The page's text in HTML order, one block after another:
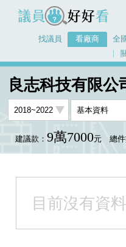
議員好好看
找議員 看廠商 全
良志科技有限
建議款： 9萬7000元 總件
目前沒有資料